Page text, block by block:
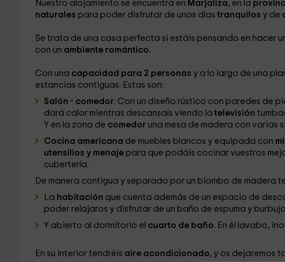
Nuestro alojamiento se encuentra en Marjaliza, en la
naturales para poder disfrutar de unos días tranquilos y de
Se trata de una casa perfecta si estáis pensando en hacer
con un ambiente romántico.
Con una capacidad para 2 personas y a lo largo de una
estancias contiguas. Estas son:
Salón - comedor. Con un diseño rústico con paredes de
dará calor mientras descansaís viendo la televisión
Y en la zona de comedor una mesa de madera con varias
Cocina americana de muebles blancos y equipada con
utensilios y menajepara que podáis cocinar vuestros
cubertería.
De manera contigua y separado por un biombo de madera
La habitación que cuenta además de un espacio de
poder relajaros y disfrutar de un baño de espuma y
Y abierto al dormitorio el cuarto de baño. En él lavabo,
En su interior tendréis aire acondicionado, y os dejaremos